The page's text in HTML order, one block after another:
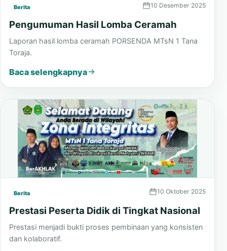
Berita 10 Desember 2025
Pengumuman Hasil Lomba Ceramah
Laporan hasil lomba ceramah PORSENDA MTsN 1 Tana
Toraja.
Baca selengkapnya
Berita 10 Oktober 2025
Prestasi Peserta Didik di Tingkat Nasional
Prestasi menjadi bukti proses pembinaan yang konsisten
dan kolaboratif.